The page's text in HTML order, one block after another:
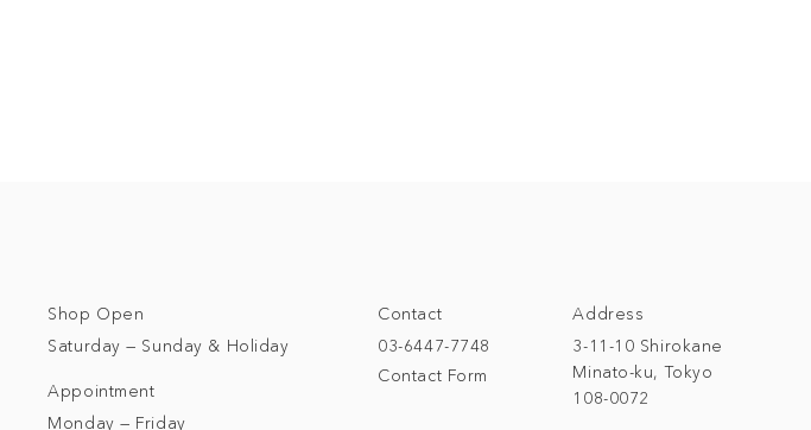
Address
3-11-10 Shirokane
Minato-ku, Tokyo
108-0072
Contact
03-6447-7748
Contact Form
Shop Open
Saturday — Sunday & Holiday
Appointment
Monday — Friday